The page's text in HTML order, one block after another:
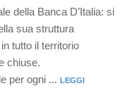
della Banca D’Italia: si
sua struttura
tutto il territorio
chiuse.
per ogni ... LEGGI